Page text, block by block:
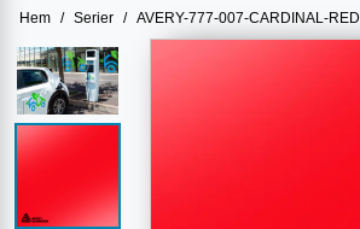
Hem / Serier / AVERY-777-007-CARDINAL-RED